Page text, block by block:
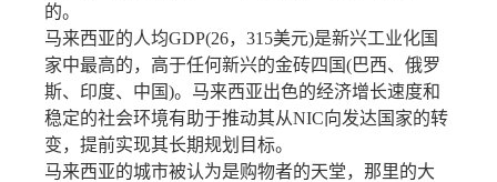
的。
马来西亚的人均GDP(26，315美元)是新兴工业化国
家中最高的，高于任何新兴的金砖四国(巴西、俄罗
斯、印度、中国)。马来西亚出色的经济增长速度和
稳定的社会环境有助于推动其从NIC向发达国家的转
变，提前实现其长期规划目标。
马来西亚的城市被认为是购物者的天堂，那里的大